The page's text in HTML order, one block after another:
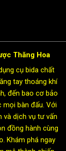
Thăng Hoa
cụ bida chất
tay thoáng khí
đến bao cơ bảo
mọi bàn đấu. Với
và dịch vụ tư vấn
đồng hành cùng
Khám phá ngay